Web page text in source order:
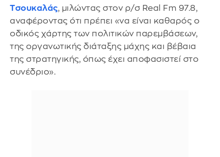
Τσουκαλάς, μιλώντας στον ρ/σ Real Fm 97.8,
αναφέροντας ότι πρέπει «να είναι καθαρός ο
οδικός χάρτης των πολιτικών παρεμβάσεων,
της οργανωτικής διάταξης μάχης και βέβαια
της στρατηγικής, όπως έχει αποφασιστεί στο
συνέδριο».